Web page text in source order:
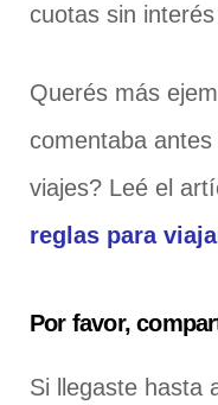
cuotas sin interés
Querés más
comentaba
viajes? Leé el
reglas para
Por favor,
Si llegaste hasta